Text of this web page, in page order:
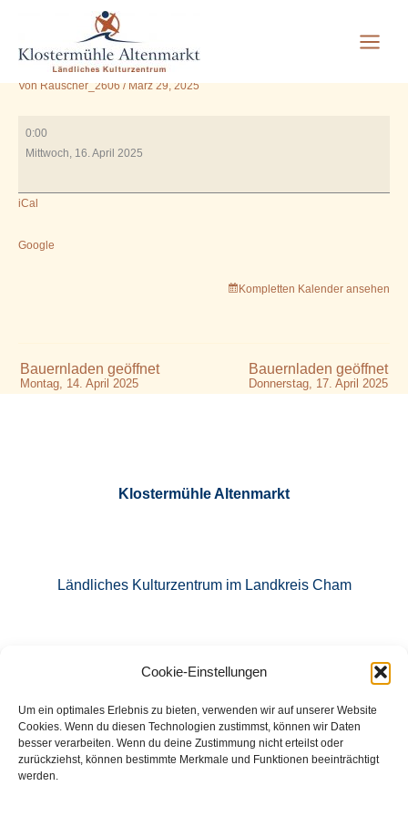
Cookie-Einstellungen
Um ein optimales Erlebnis zu bieten, verwenden wir auf unserer Website
Cookies. Wenn du diesen Technologien zustimmst, können wir Daten
besser verarbeiten. Wenn du deine Zustimmung nicht erteilst oder
zurückziehst, können bestimmte Merkmale und Funktionen beeinträchtigt
werden.
springen
17.00 Skatspieler in der
Schänke
VonRauscher_2606/März 29, 2025
Schänke
0:00
Mittwoch, 16. April 2025
iCal
Google
Kompletten Kalender ansehen
Bauernladen geöffnet
Montag, 14. April 2025
Bauernladen geöffnet
Donnerstag, 17. April 2025
Klostermühle Altenmarkt
Ländliches Kulturzentrum im Landkreis Cham
E-Mail: info@klostermuehle-altenmarkt.de
Tel.: 09971 760871